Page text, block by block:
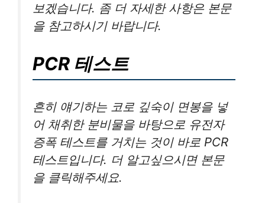
보겠습니다. 좀 더 자세한 사항은 본문
을 참고하시기 바랍니다.
PCR 테스트
흔히 얘기하는 코로 깊숙이 면봉을 넣
어 채취한 분비물을 바탕으로 유전자
증폭 테스트를 거치는 것이 바로 PCR
테스트입니다. 더 알고싶으시면 본문
을 클릭해주세요.